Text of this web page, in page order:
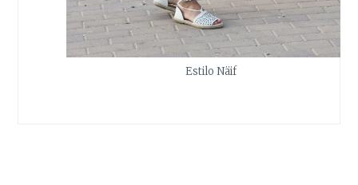
Estilo Näif